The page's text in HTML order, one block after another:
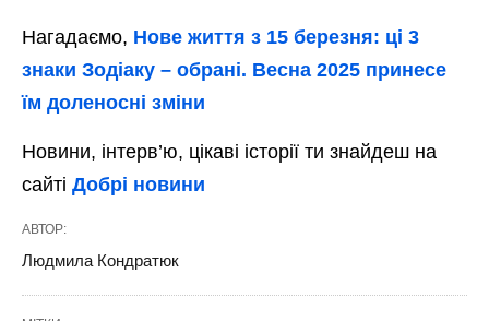
Нагадаємо, Нове життя з 15 березня: ці 3
знаки Зодіаку – обрані. Весна 2025 принесе
їм доленосні зміни
Новини, інтерв’ю, цікаві історії ти знайдеш на
сайті Добрі новини
АВТОР:
Людмила Кондратюк